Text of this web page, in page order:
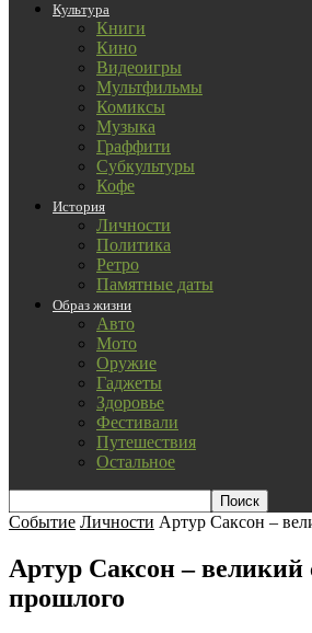
Культура
Книги
Кино
Видеоигры
Мультфильмы
Комиксы
Музыка
Граффити
Субкультуры
Кофе
История
Личности
Политика
Ретро
Памятные даты
Образ жизни
Авто
Мото
Оружие
Гаджеты
Здоровье
Фестивали
Путешествия
Остальное
Событие Личности Артур Саксон –
Артур Саксон – великий
прошлого